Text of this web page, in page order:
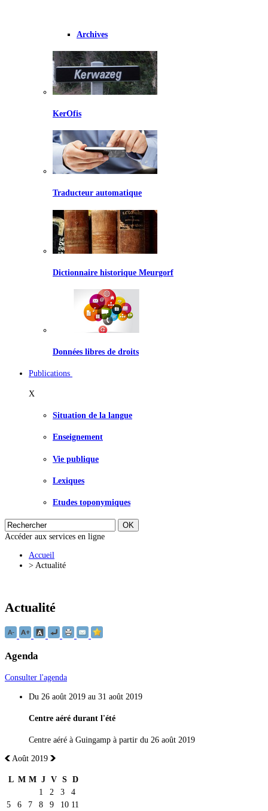
Archives
KerOfis
Traducteur automatique
Dictionnaire historique Meurgorf
Données libres de droits
Publications
X
Situation de la langue
Enseignement
Vie publique
Lexiques
Etudes toponymiques
Accéder aux services en ligne
Accueil
>Actualité
Actualité
Agenda
Consulter l'agenda
Du 26 août 2019 au 31 août 2019
Centre aéré durant l'été
Centre aéré à Guingamp à partir du 26 août 2019
Août 2019
L M M J V S D
1
2 3
4
5
6 7 8 9 10 11